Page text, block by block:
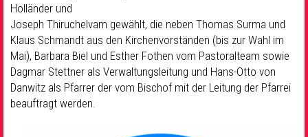
Holländer und
Joseph Thiruchelvam gewählt, die neben Thomas Surma und
Klaus Schmandt aus den Kirchenvorständen (bis zur Wahl im
Mai), Barbara Biel und Esther Fothen vom Pastoralteam sowie
Dagmar Stettner als Verwaltungsleitung und Hans-Otto von
Danwitz als Pfarrer der vom Bischof mit der Leitung der Pfarrei
beauftragt werden.